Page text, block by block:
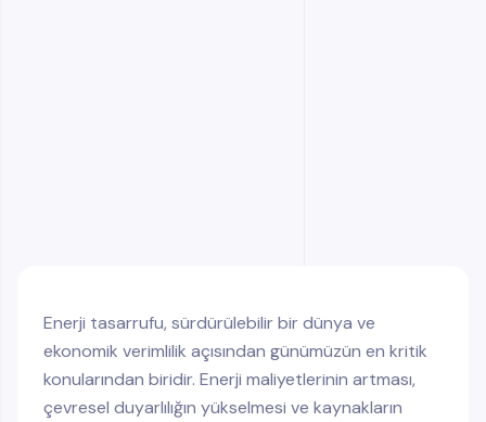
Enerji tasarrufu, sürdürülebilir bir dünya ve
ekonomik verimlilik açısından günümüzün en kritik
konularından biridir. Enerji maliyetlerinin artması,
çevresel duyarlılığın yükselmesi ve kaynakların